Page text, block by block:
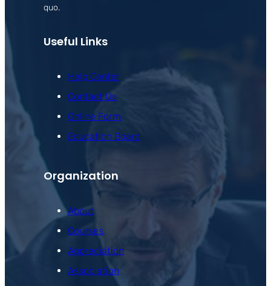
quo.
Useful Links
Help Center
Contact Us
Online Form
Education Board
Organization
About
Courses
Appreciation
Association